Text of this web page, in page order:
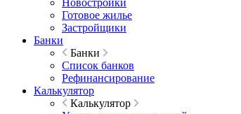
Новостройки
Готовое жилье
Застройщики
Банки
Банки
Список банков
Рефинансирование
Калькулятор
Калькулятор